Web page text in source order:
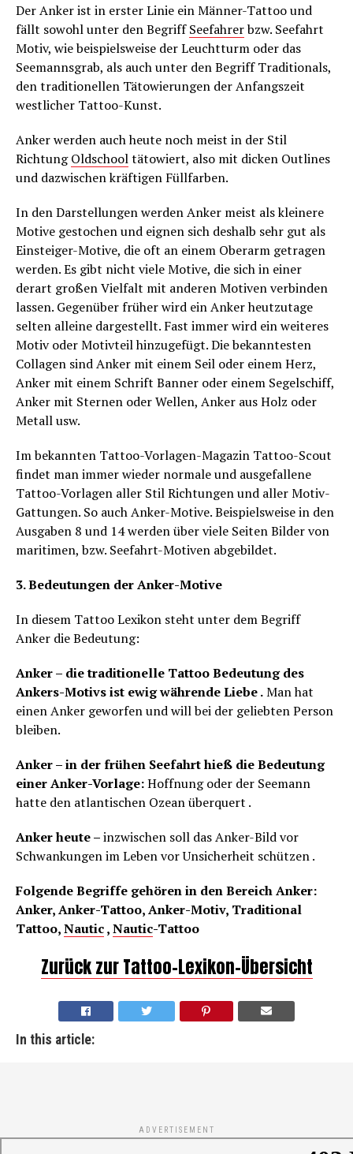
Der Anker ist in erster Linie ein Männer-Tattoo und
fällt sowohl unter den BegriffSeefahrerbzw. Seefahrt
Motiv, wie beispielsweise der Leuchtturm oder das
Seemannsgrab, als auch unter den Begriff Traditionals,
den traditionellen Tätowierungen der Anfangszeit
westlicher Tattoo-Kunst.
Anker werden auch heute noch meist in der Stil
RichtungOldschooltätowiert, also mit dicken Outlines
und dazwischen kräftigen Füllfarben.
In den Darstellungen werden Anker meist als kleinere
Motive gestochen und eignen sich deshalb sehr gut als
Einsteiger-Motive, die oft an einem Oberarm getragen
werden. Es gibt nicht viele Motive, die sich in einer
derart großen Vielfalt mit anderen Motiven verbinden
lassen. Gegenüber früher wird ein Anker heutzutage
selten alleine dargestellt. Fast immer wird ein weiteres
Motiv oder Motivteil hinzugefügt. Die bekanntesten
Collagen sind Anker mit einem Seil oder einem Herz,
Anker mit einem Schrift Banner oder einem Segelschiff,
Anker mit Sternen oder Wellen, Anker aus Holz oder
Metall usw.
Im bekannten Tattoo-Vorlagen-Magazin Tattoo-Scout
findet man immer wieder normale und ausgefallene
Tattoo-Vorlagen aller Stil Richtungen und aller Motiv-
Gattungen. So auch Anker-Motive. Beispielsweise in den
Ausgaben 8 und 14 werden über viele Seiten Bilder von
maritimen, bzw. Seefahrt-Motiven abgebildet.
3. Bedeutungen der Anker-Motive
In diesem Tattoo Lexikon steht unter dem Begriff
Anker die Bedeutung:
Anker – die traditionelle Tattoo Bedeutung des
Ankers-Motivs ist ewig währende Liebe .Man hat
einen Anker geworfen und will bei der geliebten Person
bleiben.
Anker – in der frühen Seefahrt hieß die Bedeutung
einer Anker-Vorlage:Hoffnung oder der Seemann
hatte den atlantischen Ozean überquert .
Anker heute –inzwischen soll das Anker-Bild vor
Schwankungen im Leben vor Unsicherheit schützen .
Folgende Begriffe gehören in den Bereich Anker:
Anker, Anker-Tattoo, Anker-Motiv, Traditional
Tattoo,Nautic,Nautic-Tattoo
Zurück zur Tattoo-Lexikon-Übersicht
In this article:
ADVERTISEMENT